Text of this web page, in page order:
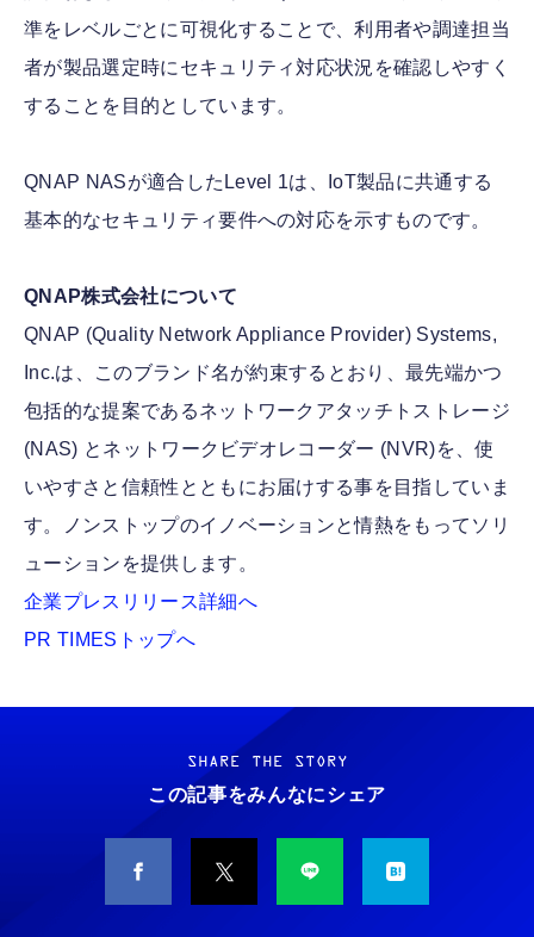
準をレベルごとに可視化することで、利用者や調達担当
者が製品選定時にセキュリティ対応状況を確認しやすく
することを目的としています。
QNAP NASが適合したLevel 1は、IoT製品に共通する
基本的なセキュリティ要件への対応を示すものです。
QNAP株式会社について
QNAP (Quality Network Appliance Provider) Systems,
Inc.は、このブランド名が約束するとおり、最先端かつ
包括的な提案であるネットワークアタッチトストレージ
(NAS) とネットワークビデオレコーダー (NVR)を、使
いやすさと信頼性とともにお届けする事を目指していま
す。ノンストップのイノベーションと情熱をもってソリ
ューションを提供します。
企業プレスリリース詳細へ
PR TIMESトップへ
SHARE THE STORY
この記事をみんなにシェア